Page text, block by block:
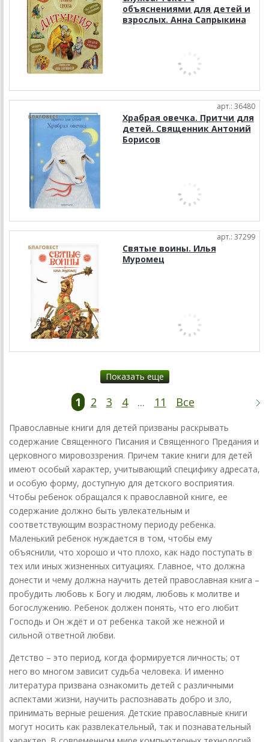
объяснениями для детей и
взрослых. Анна Сапрыкина
арт.: 36480
Храбрая овечка. Притчи для
детей. Священник Антоний
Борисов
арт.: 37299
Святые воины. Илья
Муромец
Показать еще
1 2 3 4 ... 11 Все
Православные книги для детей призваны раскрывать
содержание Священного Писания и Священного Предания и
церковного мировоззрения. Причем такие книги для детей
имеют особый характер, учитывающий специфику адресата,
и особую форму, доступную для детского восприятия.
Чтобы ребенок обращался к православной книге, ее
содержание должно быть увлекательным и
соответствующим возрастному периоду ребенка.
Маленький ребенок нуждается в том, чтобы ему
объяснили, что хорошо и что плохо, как надо поступать в
тех или иных жизненных ситуациях. Главное, что должна
донести и чему должна научить детей православная книга –
пробудить любовь к Богу и людям, любовь к молитве и
богослужению. Ребенок должен понять, что его любит
Господь и Он ждёт и от ребенка такой же нежной и
сильной ответной любви.
Детство – это период, когда формируется личность; от
него во многом зависит судьба человека. И именно
литература призвана ознакомить детей с различными
аспектами жизни, научить распознавать добро и зло,
принимать верные решения. Детские православные книги
могут носить как развлекательный, так и познавательный